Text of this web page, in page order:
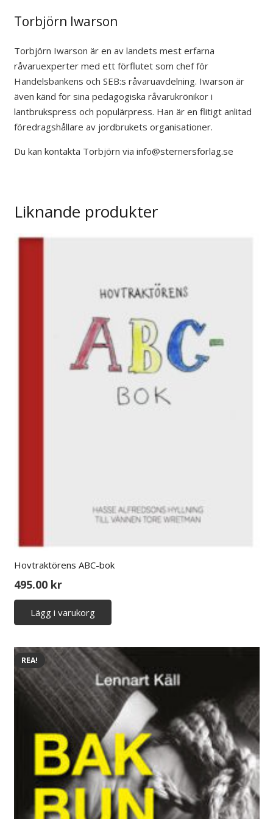
Torbjörn Iwarson
Torbjörn Iwarson är en av landets mest erfarna
råvaruexperter med ett förflutet som chef för
Handelsbankens och SEB:s råvaruavdelning. Iwarson är
även känd för sina pedagogiska råvarukrönikor i
lantbrukspress och populärpress. Han är en flitigt anlitad
föredragshållare av jordbrukets organisationer.
Du kan kontakta Torbjörn via info@sternersforlag.se
Liknande produkter
Hovtraktörens ABC-bok
495.00 kr
Lägg i varukorg
REA!